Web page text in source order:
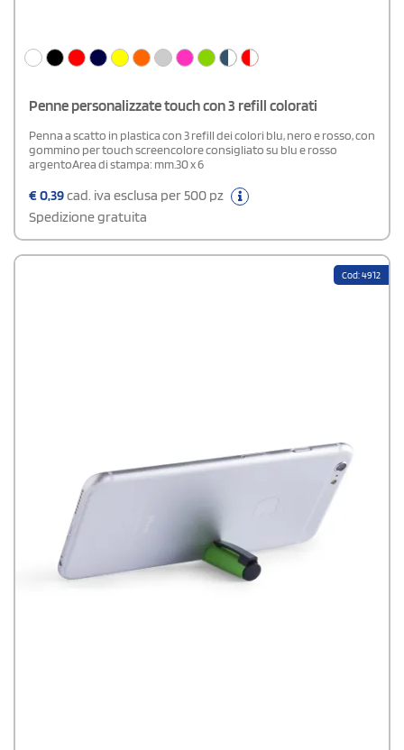
Penne personalizzate touch con 3 refill colorati
Penna a scatto in plastica con 3 refill dei colori blu, nero e rosso, con
gommino per touch screencolore consigliato su blu e rosso
argentoArea di stampa: mm.30 x 6
€0,39cad. iva esclusa per 500 pz
Spedizione gratuita
Cod: 4912